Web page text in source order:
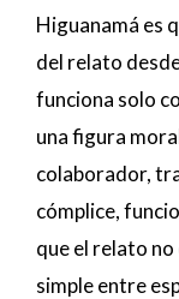
Higuanamá es
del relato
funciona solo
una figura
colaborador,
cómplice,
que el relato
simple entre